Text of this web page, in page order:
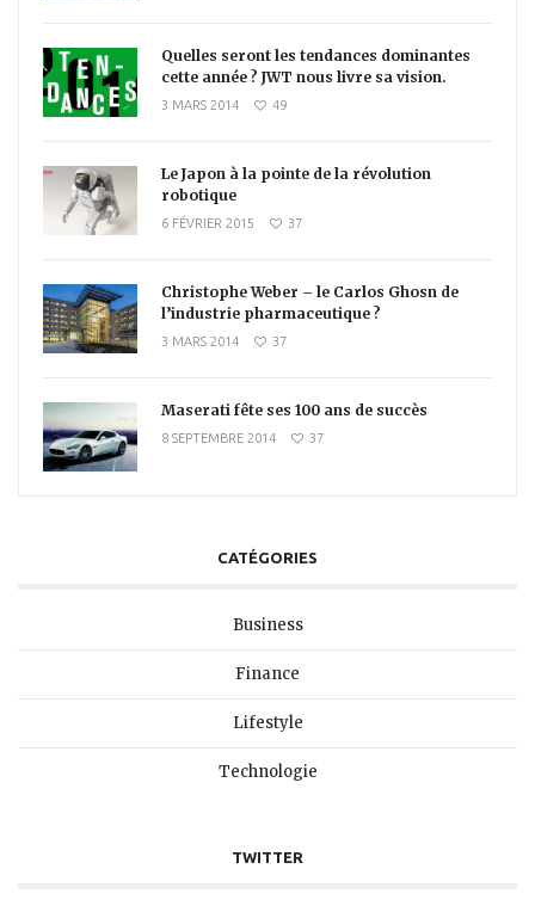
Quelles seront les tendances dominantes
cette année ? JWT nous livre sa vision.
3 MARS 2014 49
Le Japon à la pointe de la révolution
robotique
6 FÉVRIER 2015 37
Christophe Weber – le Carlos Ghosn de
l’industrie pharmaceutique ?
3 MARS 2014 37
Maserati fête ses 100 ans de succès
8 SEPTEMBRE 2014 37
CATÉGORIES
Business
Finance
Lifestyle
Technologie
TWITTER